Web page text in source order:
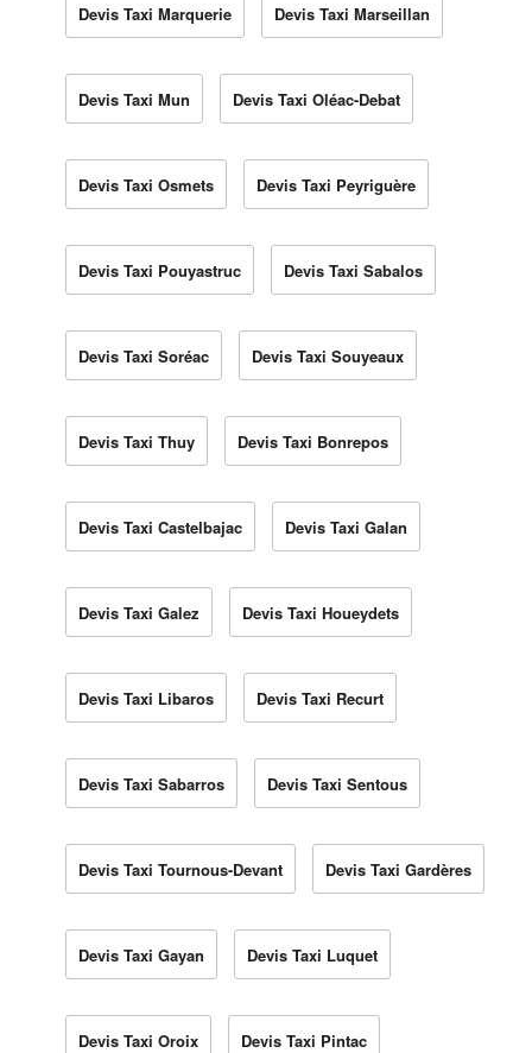
Devis Taxi Marquerie Devis Taxi Marseillan
Devis Taxi Mun Devis Taxi Oléac-Debat
Devis Taxi Osmets Devis Taxi Peyriguère
Devis Taxi Pouyastruc Devis Taxi Sabalos
Devis Taxi Soréac Devis Taxi Souyeaux
Devis Taxi Thuy Devis Taxi Bonrepos
Devis Taxi Castelbajac Devis Taxi Galan
Devis Taxi Galez Devis Taxi Houeydets
Devis Taxi Libaros Devis Taxi Recurt
Devis Taxi Sabarros Devis Taxi Sentous
Devis Taxi Tournous-Devant Devis Taxi Gardères
Devis Taxi Gayan Devis Taxi Luquet
Devis Taxi Oroix Devis Taxi Pintac